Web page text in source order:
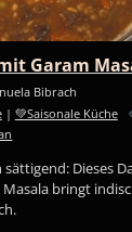
Garam
Bibrach
| 💚Saisonale Küche
Dieses
bringt